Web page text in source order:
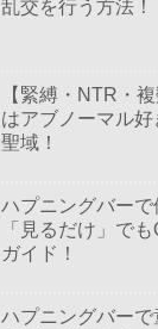
乱交を行う方法！
【緊縛・NTR・
はアブノーマル
聖域！
ハプニングバー
「見るだけ」で
ガイド！
ハプニングバー